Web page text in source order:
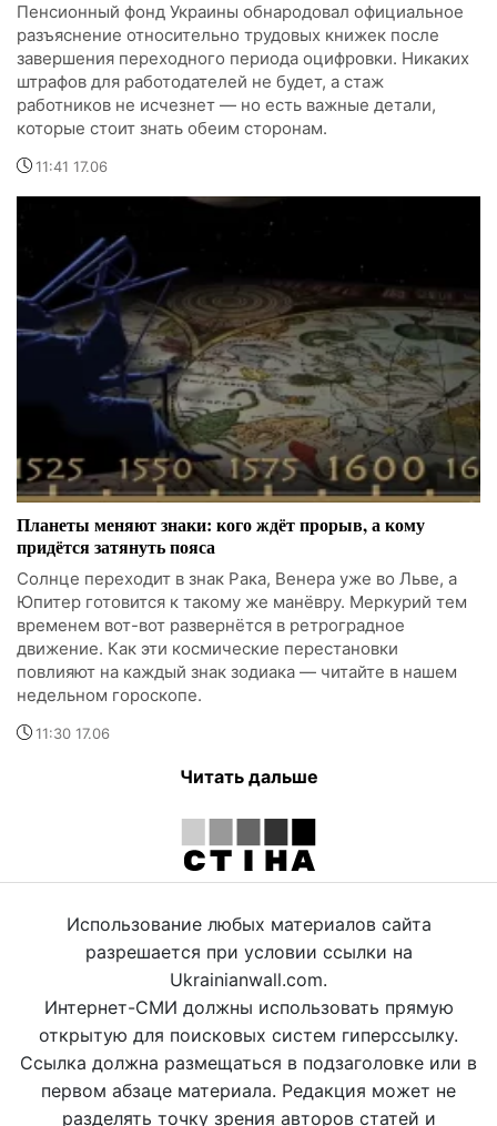
Пенсионный фонд Украины обнародовал официальное
разъяснение относительно трудовых книжек после
завершения переходного периода оцифровки. Никаких
штрафов для работодателей не будет, а стаж
работников не исчезнет — но есть важные детали,
которые стоит знать обеим сторонам.
11:41 17.06
Планеты меняют знаки: кого ждёт прорыв, а кому
придётся затянуть пояса
Солнце переходит в знак Рака, Венера уже во Льве, а
Юпитер готовится к такому же манёвру. Меркурий тем
временем вот-вот развернётся в ретроградное
движение. Как эти космические перестановки
повлияют на каждый знак зодиака — читайте в нашем
недельном гороскопе.
11:30 17.06
Читать дальше
Использование любых материалов сайта
разрешается при условии ссылки на
Ukrainianwall.com.
Интернет-СМИ должны использовать прямую
открытую для поисковых систем гиперссылку.
Ссылка должна размещаться в подзаголовке или в
первом абзаце материала. Редакция может не
разделять точку зрения авторов статей и